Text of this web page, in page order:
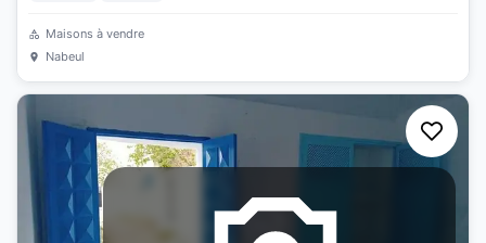
Maisons à vendre
Nabeul